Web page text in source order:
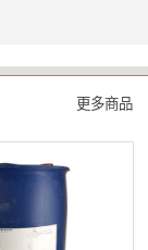
更多商品